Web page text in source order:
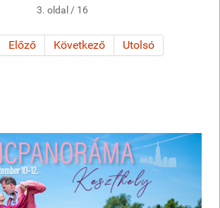
3. oldal / 16
Előző Következő Utolsó